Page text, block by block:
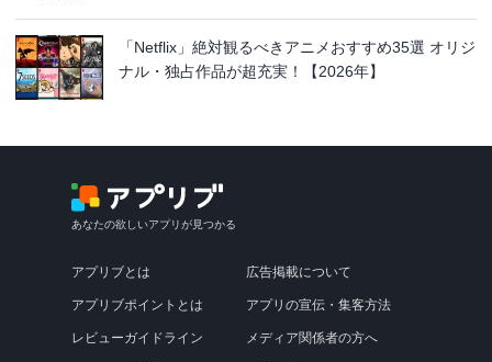
「Netflix」絶対観るべきアニメおすすめ35選 オリジ
ナル・独占作品が超充実！【2026年】
あなたの欲しいアプリが見つかる
アプリブとは
アプリブポイントとは
レビューガイドライン
広告掲載について
アプリの宣伝・集客方法
メディア関係者の方へ